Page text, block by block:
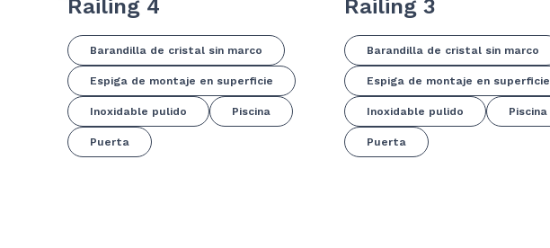
Railing 4
Barandilla de cristal sin marco
Espiga de montaje en superficie
Inoxidable pulido Piscina
Puerta
Railing 3
Barandilla de cristal sin marco
Espiga de montaje en superficie
Inoxidable pulido Piscina
Puerta